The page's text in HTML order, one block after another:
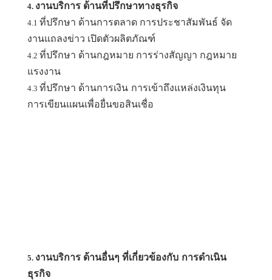
4. งานบริการ ด้านที่ปรึกษาทางธุรกิจ
4.1 ที่ปรึกษา ด้านการตลาด การประชาสัมพันธ์ จัด
งานแถลงข่าว เปิดตัวผลิตภัณฑ์
4.2 ที่ปรึกษา ด้านกฎหมาย การร่างสัญญา กฎหมาย
แรงงาน
4.3 ที่ปรึกษา ด้านการเงิน การเข้าถึงแหล่งเงินทุน
การเขียนแผนเพื่อยื่นขอสินเชื่อ
5. งานบริการ ด้านอื่นๆ ที่เกี่ยวข้องกับ การดำเนิน
ธุรกิจ